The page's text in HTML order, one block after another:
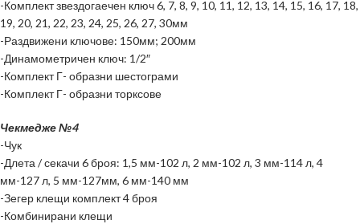
-Комплект звездогаечен ключ 6, 7, 8, 9, 10, 11, 12, 13, 14, 15, 16, 17, 18,
19, 20, 21, 22, 23, 24, 25, 26, 27, 30мм
-Раздвижени ключове: 150мм; 200мм
-Динамометричен ключ: 1/2″
-Комплект Г- образни шестограми
-Комплект Г- образни торксове
Чекмедже№4
-Чук
-Длета / секачи 6 броя: 1,5 мм-102 л, 2 мм-102 л, 3 мм-114 л, 4
мм-127 л, 5 мм-127мм, 6 мм-140 мм
-Зегер клещи комплект 4 броя
-Комбинирани клещи